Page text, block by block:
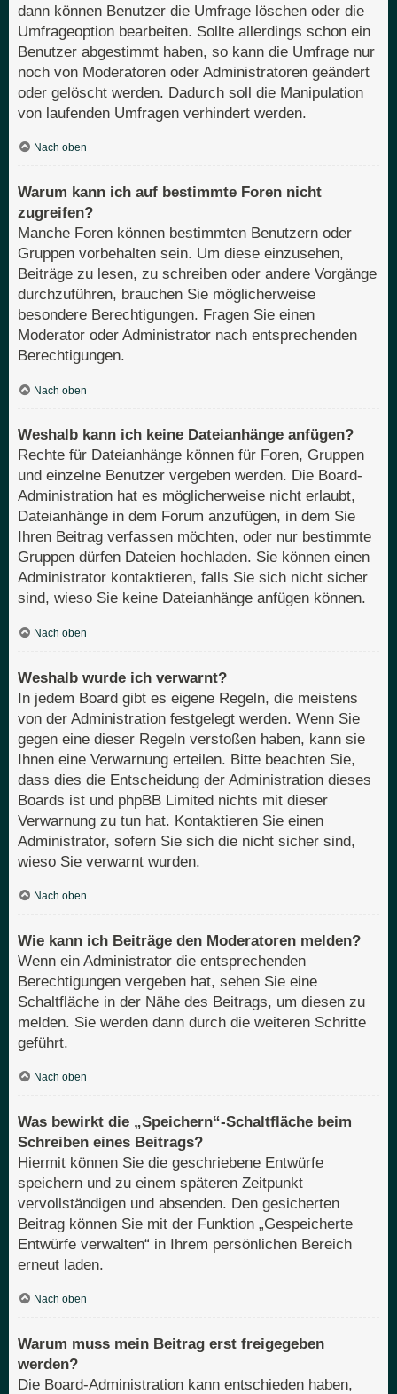
dann können Benutzer die Umfrage löschen oder die
Umfrageoption bearbeiten. Sollte allerdings schon ein
Benutzer abgestimmt haben, so kann die Umfrage nur
noch von Moderatoren oder Administratoren geändert
oder gelöscht werden. Dadurch soll die Manipulation
von laufenden Umfragen verhindert werden.
Nach oben
Warum kann ich auf bestimmte Foren nicht
zugreifen?
Manche Foren können bestimmten Benutzern oder
Gruppen vorbehalten sein. Um diese einzusehen,
Beiträge zu lesen, zu schreiben oder andere Vorgänge
durchzuführen, brauchen Sie möglicherweise
besondere Berechtigungen. Fragen Sie einen
Moderator oder Administrator nach entsprechenden
Berechtigungen.
Nach oben
Weshalb kann ich keine Dateianhänge anfügen?
Rechte für Dateianhänge können für Foren, Gruppen
und einzelne Benutzer vergeben werden. Die Board-
Administration hat es möglicherweise nicht erlaubt,
Dateianhänge in dem Forum anzufügen, in dem Sie
Ihren Beitrag verfassen möchten, oder nur bestimmte
Gruppen dürfen Dateien hochladen. Sie können einen
Administrator kontaktieren, falls Sie sich nicht sicher
sind, wieso Sie keine Dateianhänge anfügen können.
Nach oben
Weshalb wurde ich verwarnt?
In jedem Board gibt es eigene Regeln, die meistens
von der Administration festgelegt werden. Wenn Sie
gegen eine dieser Regeln verstoßen haben, kann sie
Ihnen eine Verwarnung erteilen. Bitte beachten Sie,
dass dies die Entscheidung der Administration dieses
Boards ist und phpBB Limited nichts mit dieser
Verwarnung zu tun hat. Kontaktieren Sie einen
Administrator, sofern Sie sich die nicht sicher sind,
wieso Sie verwarnt wurden.
Nach oben
Wie kann ich Beiträge den Moderatoren melden?
Wenn ein Administrator die entsprechenden
Berechtigungen vergeben hat, sehen Sie eine
Schaltfläche in der Nähe des Beitrags, um diesen zu
melden. Sie werden dann durch die weiteren Schritte
geführt.
Nach oben
Was bewirkt die „Speichern“-Schaltfläche beim
Schreiben eines Beitrags?
Hiermit können Sie die geschriebene Entwürfe
speichern und zu einem späteren Zeitpunkt
vervollständigen und absenden. Den gesicherten
Beitrag können Sie mit der Funktion „Gespeicherte
Entwürfe verwalten“ in Ihrem persönlichen Bereich
erneut laden.
Nach oben
Warum muss mein Beitrag erst freigegeben
werden?
Die Board-Administration kann entschieden haben,